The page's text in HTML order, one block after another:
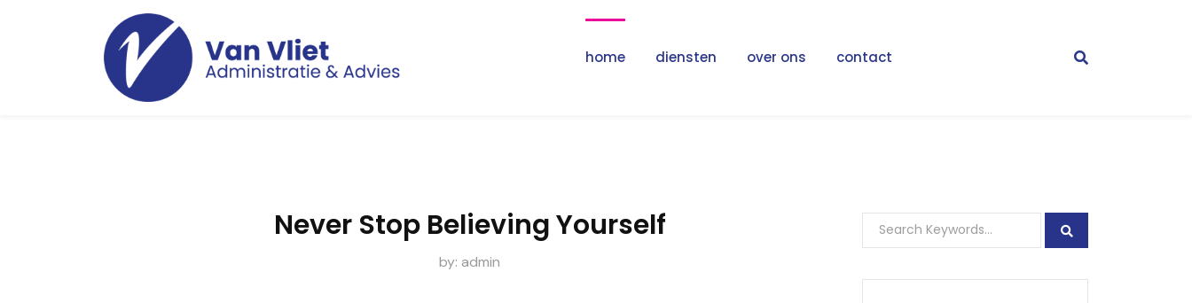
home diensten over ons contact
Never Stop Believing Yourself
by: admin